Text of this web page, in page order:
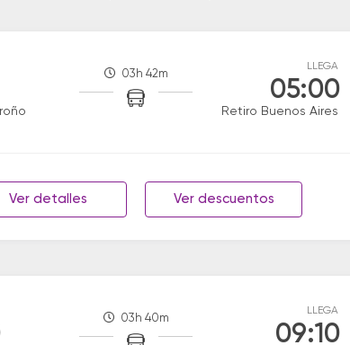
03h 42m
LLEGA
05:00
Retiro Buenos Aires
Ver detalles Ver descuentos
03h 40m
LLEGA
09:10